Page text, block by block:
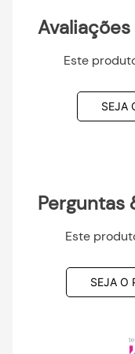
Avaliações
Este
SEJA
Perguntas
Este
SEJA O